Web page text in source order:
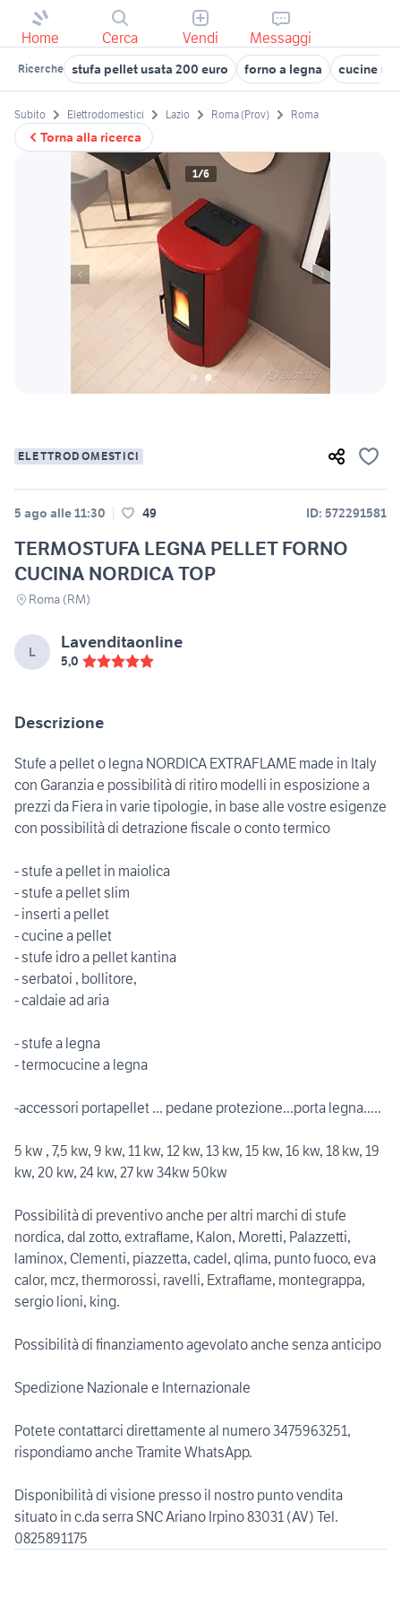
Home Cerca Vendi Messaggi
Ricerche stufa pellet usata 200 euro forno a legna cucine
Torna alla ricerca
Subito Elettrodomestici Lazio Roma (Prov) Roma
1/6
ELETTRODOMESTICI
5 ago alle 11:30 49 ID: 572291581
TERMOSTUFA LEGNA PELLET FORNO
CUCINA NORDICA TOP
Roma (RM)
L Lavenditaonline
5,0
Descrizione
Stufe a pellet o legna NORDICA EXTRAFLAME made in Italy
con Garanzia e possibilità di ritiro modelli in esposizione a
prezzi da Fiera in varie tipologie, in base alle vostre esigenze
con possibilità di detrazione fiscale o conto termico
- stufe a pellet in maiolica
- stufe a pellet slim
- inserti a pellet
- cucine a pellet
- stufe idro a pellet kantina
- serbatoi , bollitore,
- caldaie ad aria
- stufe a legna
- termocucine a legna
-accessori portapellet ... pedane protezione...porta legna.....
5 kw , 7,5 kw, 9 kw, 11 kw, 12 kw, 13 kw, 15 kw, 16 kw, 18 kw, 19
kw, 20 kw, 24 kw, 27 kw 34kw 50kw
Possibilità di preventivo anche per altri marchi di stufe
nordica, dal zotto, extraflame, Kalon, Moretti, Palazzetti,
laminox, Clementi, piazzetta, cadel, qlima, punto fuoco, eva
calor, mcz, thermorossi, ravelli, Extraflame, montegrappa,
sergio lioni, king.
Possibilità di finanziamento agevolato anche senza anticipo
Spedizione Nazionale e Internazionale
Potete contattarci direttamente al numero 3475963251,
rispondiamo anche Tramite WhatsApp.
Disponibilità di visione presso il nostro punto vendita
situato in c.da serra SNC Ariano Irpino 83031 (AV) Tel.
0825891175